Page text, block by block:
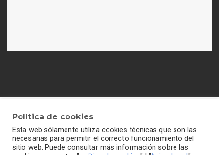
Política de cookies-Política de privacidad-Aviso legal
Política de cookies
Esta web sólamente utiliza cookies técnicas que son las
necesarias para permitir el correcto funcionamiento del
sitio web. Puede consultar más información sobre las